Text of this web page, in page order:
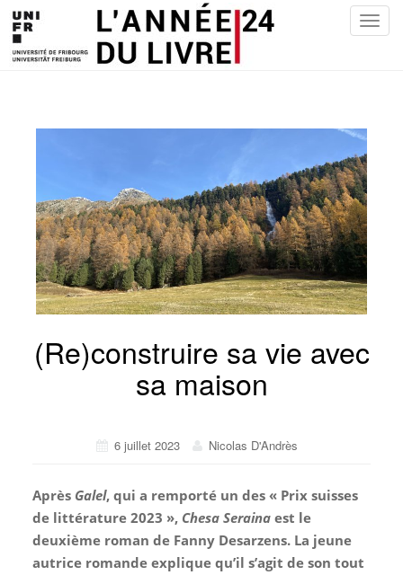
T
(Re)construire sa vie avec
sa maison
6 juillet 2023 Nicolas D'Andrès
Après Galel, qui a remporté un des « Prix suisses
de littérature 2023 », Chesa Serainaest le
deuxième roman de Fanny Desarzens. La jeune
autrice romande explique qu’il s’agit de son tout